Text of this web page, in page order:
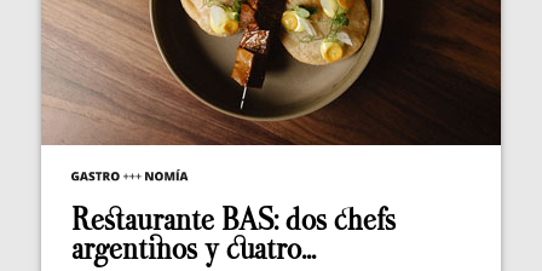
Restaurante BAS: dos chefs
argentinos y cuatro...